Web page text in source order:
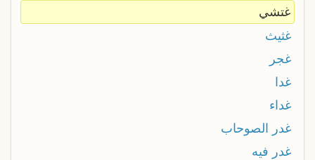
غتشي
غثيث
غجر
غدا
غداء
غدر الصوحاب
غدر فيه